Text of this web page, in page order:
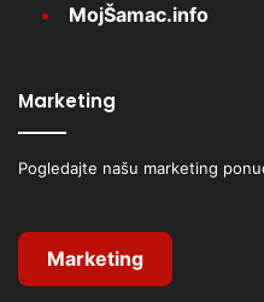
MojŠamac.info
Marketing
Pogledajte našu marketing
Marketing